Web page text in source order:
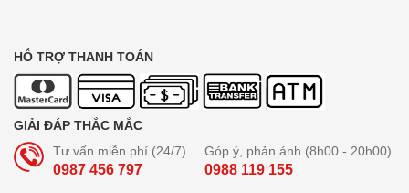
HỖ TRỢ THANH TOÁN
GIẢI ĐÁP THẮC MẮC
Tư vấn miễn phí (24/7)
0987 456 797
Góp ý, phản ánh (8h00 - 20h00)
0988 119 155